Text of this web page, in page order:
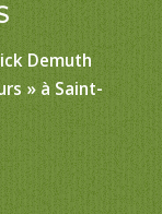
Demuth
» à Saint-